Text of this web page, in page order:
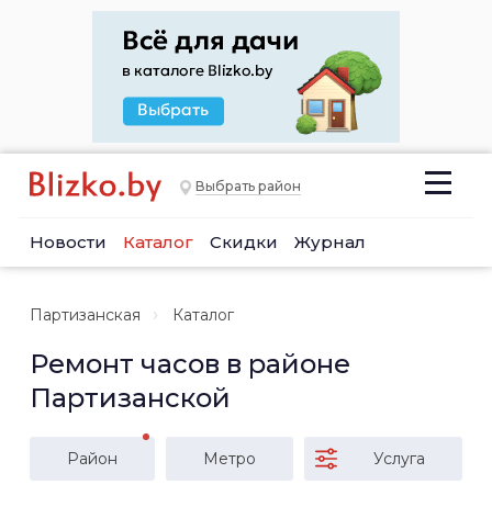
Выбрать район
Новости Каталог Скидки Журнал
Партизанская Каталог
Ремонт часов в районе
Партизанской
Район Метро Услуга